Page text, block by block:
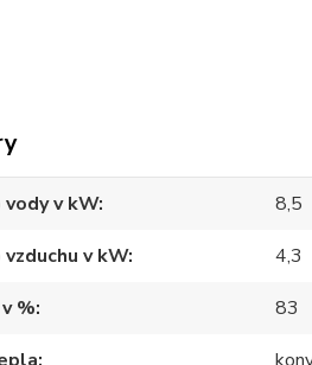
v kW
8,5
v kW
4,3
%
83